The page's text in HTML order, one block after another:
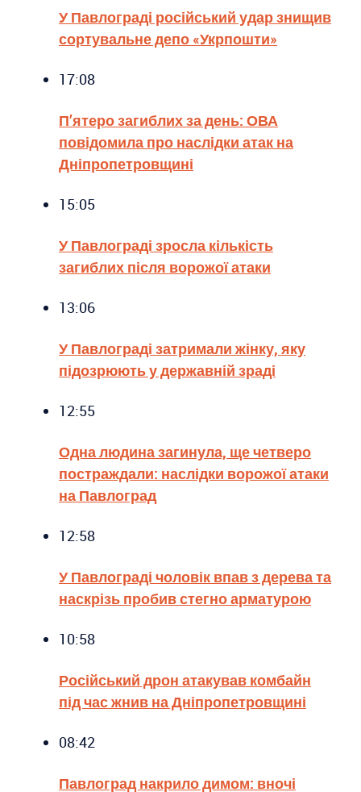
У Павлограді російський удар знищив
сортувальне депо «Укрпошти»
17:08
П’ятеро загиблих за день: ОВА
повідомила про наслідки атак на
Дніпропетровщині
15:05
У Павлограді зросла кількість
загиблих після ворожої атаки
13:06
У Павлограді затримали жінку, яку
підозрюють у державній зраді
12:55
Одна людина загинула, ще четверо
постраждали: наслідки ворожої атаки
на Павлоград
12:58
У Павлограді чоловік впав з дерева та
наскрізь пробив стегно арматурою
10:58
Російський дрон атакував комбайн
під час жнив на Дніпропетровщині
08:42
Павлоград накрило димом: вночі